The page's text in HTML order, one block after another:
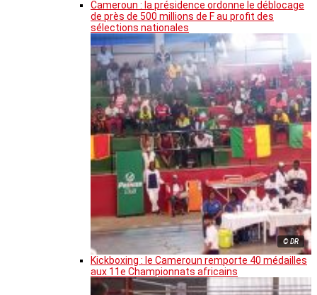
Cameroun : la présidence ordonne le déblocage
de près de 500 millions de F au profit des
sélections nationales
© DR
Kickboxing : le Cameroun remporte 40 médailles
aux 11e Championnats africains